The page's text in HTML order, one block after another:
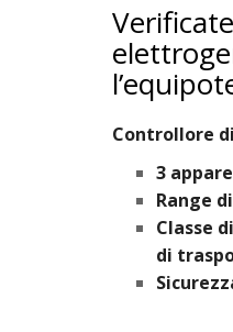
Controllore
3
Range
Classe
di